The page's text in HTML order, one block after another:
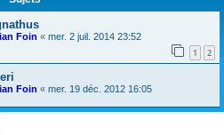
Foin « mer. 2 juil. 2014 23:52
1 2
Foin « mer. 19 déc. 2012 16:05